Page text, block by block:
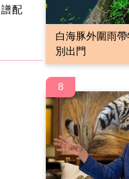
配
白海豚外圍雨
別出門
8